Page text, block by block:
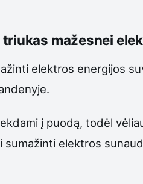
mažesnei
elektros energijos
į puodą, todėl
sumažinti elektros